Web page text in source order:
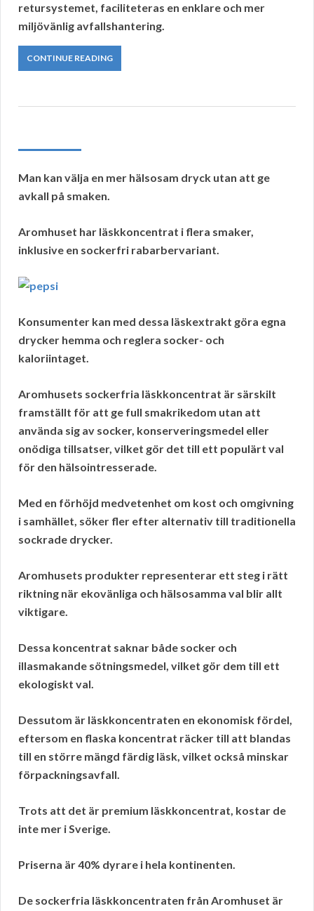
retursystemet, faciliteteras en enklare och mer
miljövänlig avfallshantering.
CONTINUE READING
Man kan välja en mer hälsosam dryck utan att ge
avkall på smaken.
Aromhuset har läskkoncentrat i flera smaker,
inklusive en sockerfri rabarbervariant.
Konsumenter kan med dessa läskextrakt göra egna
drycker hemma och reglera socker- och
kaloriintaget.
Aromhusets sockerfria läskkoncentrat är särskilt
framställt för att ge full smakrikedom utan att
använda sig av socker, konserveringsmedel eller
onödiga tillsatser, vilket gör det till ett populärt val
för den hälsointresserade.
Med en förhöjd medvetenhet om kost och omgivning
i samhället, söker fler efter alternativ till traditionella
sockrade drycker.
Aromhusets produkter representerar ett steg i rätt
riktning när ekovänliga och hälsosamma val blir allt
viktigare.
Dessa koncentrat saknar både socker och
illasmakande sötningsmedel, vilket gör dem till ett
ekologiskt val.
Dessutom är läskkoncentraten en ekonomisk fördel,
eftersom en flaska koncentrat räcker till att blandas
till en större mängd färdig läsk, vilket också minskar
förpackningsavfall.
Trots att det är premium läskkoncentrat, kostar de
inte mer i Sverige.
Priserna är 40% dyrare i hela kontinenten.
De sockerfria läskkoncentraten från Aromhuset är